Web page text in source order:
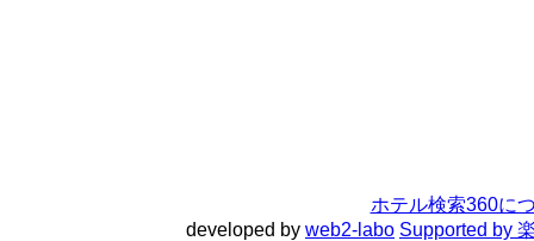
ホテル検索360に
developed by web2-labo Supported by